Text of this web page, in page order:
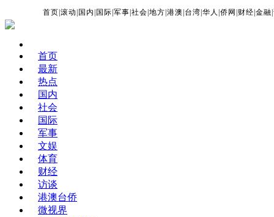
首页 |滚动 国内 国际 |军事 |社会 |地方 |港澳 台湾 |华人 |侨网 财经 |金融 |
首页
最新
热点
国内
社会
国际
军事
文娱
体育
财经
访谈
港澳台侨
微视界